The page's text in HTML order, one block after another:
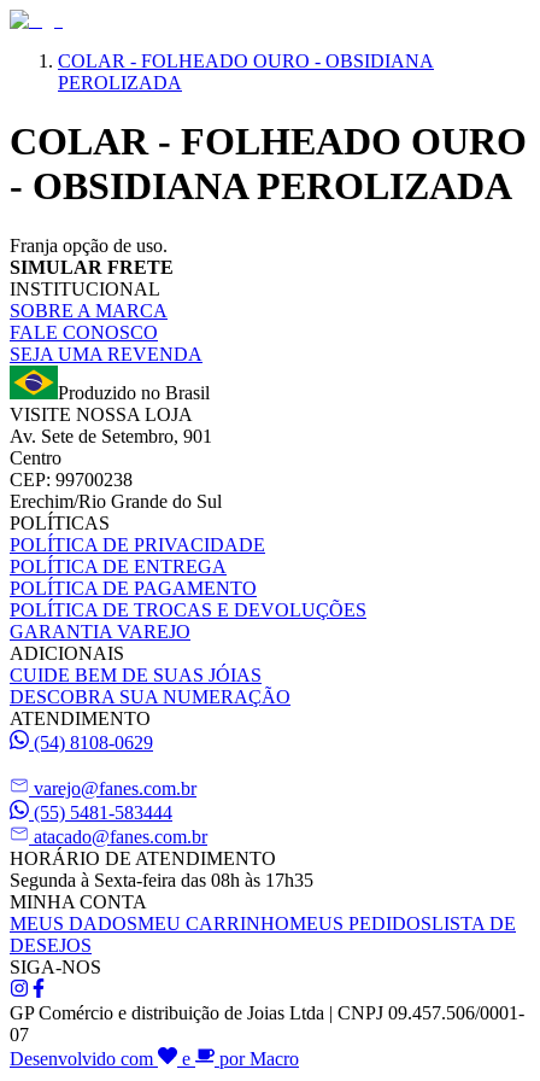
COLAR - FOLHEADO OURO - OBSIDIANA
PEROLIZADA
COLAR - FOLHEADO OURO
- OBSIDIANA PEROLIZADA
Franja opção de uso.
SIMULAR FRETE
INSTITUCIONAL
SOBRE A MARCA
FALE CONOSCO
SEJA UMA REVENDA
Produzido no Brasil
VISITE NOSSA LOJA
Av. Sete de Setembro, 901
Centro
CEP: 99700238
Erechim/Rio Grande do Sul
POLÍTICAS
POLÍTICA DE PRIVACIDADE
POLÍTICA DE ENTREGA
POLÍTICA DE PAGAMENTO
POLÍTICA DE TROCAS E DEVOLUÇÕES
GARANTIA VAREJO
ADICIONAIS
CUIDE BEM DE SUAS JÓIAS
DESCOBRA SUA NUMERAÇÃO
ATENDIMENTO
(54) 8108-0629
varejo@fanes.com.br
(55) 5481-583444
atacado@fanes.com.br
HORÁRIO DE ATENDIMENTO
Segunda à Sexta-feira das 08h às 17h35
MINHA CONTA
MEUS DADOSMEU CARRINHOMEUS PEDIDOSLISTA DE
DESEJOS
SIGA-NOS
GP Comércio e distribuição de Joias Ltda | CNPJ 09.457.506/0001-
07
Desenvolvido com
e por Macro